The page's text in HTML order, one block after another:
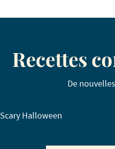
Recettes
De
Scary Halloween